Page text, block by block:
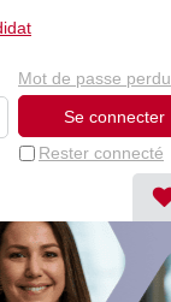
Rester connecté
Mot de passe perdu